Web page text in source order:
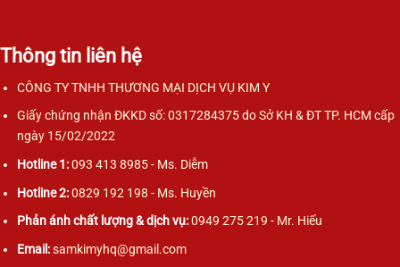
Thông tin liên hệ
CÔNG TY TNHH THƯƠNG MẠI DỊCH VỤ KIM Y
Giấy chứng nhận ĐKKD số: 0317284375 do Sở KH & ĐT TP. HCM cấp
ngày 15/02/2022
Hotline 1:093 413 8985 - Ms. Diễm
Hotline 2:0829 192 198 - Ms. Huyền
Phản ánh chất lượng & dịch vụ:0949 275 219 - Mr. Hiếu
Email:samkimyhq@gmail.com